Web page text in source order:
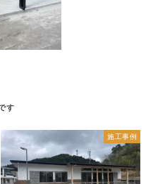
施工事例